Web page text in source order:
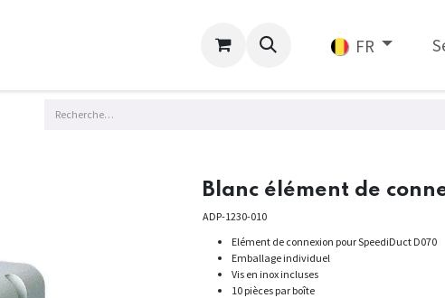
FR
Blanc élément de
ADP-1230-010
Elément de connexion pour SpeediDuct D070
Emballage individuel
Vis en inox incluses
10 pièces par boîte